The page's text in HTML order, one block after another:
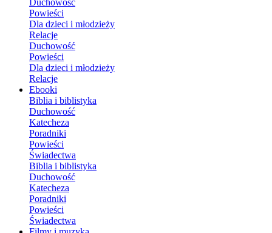
Duchowość
Powieści
Dla dzieci i młodzieży
Relacje
Duchowość
Powieści
Dla dzieci i młodzieży
Relacje
Ebooki
Biblia i biblistyka
Duchowość
Katecheza
Poradniki
Powieści
Świadectwa
Biblia i biblistyka
Duchowość
Katecheza
Poradniki
Powieści
Świadectwa